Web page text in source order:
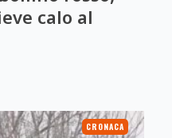
calo al
CRONACA